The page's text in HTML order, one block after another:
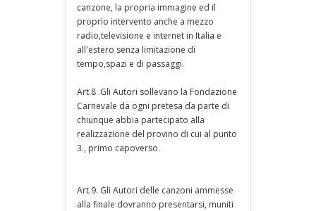
canzone, la propria immagine ed il
proprio intervento anche a mezzo
radio,televisione e internet in Italia e
all'estero senza limitazione di
tempo,spazi e di passaggi.
Art.8 .Gli Autori sollevano la Fondazione
Carnevale da ogni pretesa da parte di
chiunque abbia partecipato alla
realizzazione del provino di cui al punto
3., primo capoverso.
Art.9. Gli Autori delle canzoni ammesse
alla finale dovranno presentarsi, muniti